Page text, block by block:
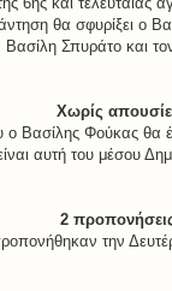
θα σφυρίξει ο
Σπυράτο και
Χωρίς
ο Βασίλης Φούκας θα
αυτή του μέσου
2
την